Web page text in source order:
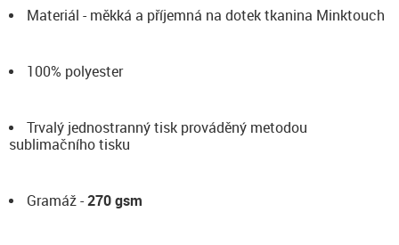
Materiál - měkká a příjemná na dotek tkanina Minktouch
100% polyester
Trvalý jednostranný tisk prováděný metodou
sublimačního tisku
Gramáž -270 gsm